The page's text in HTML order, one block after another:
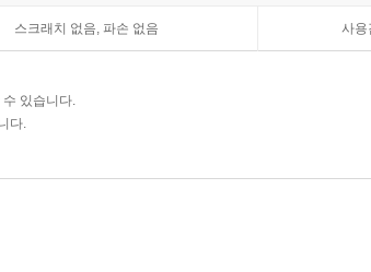
스크래치 없음, 파손 없음 사용
있습니다.
다.